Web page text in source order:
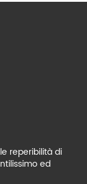
reperibilità di
ed